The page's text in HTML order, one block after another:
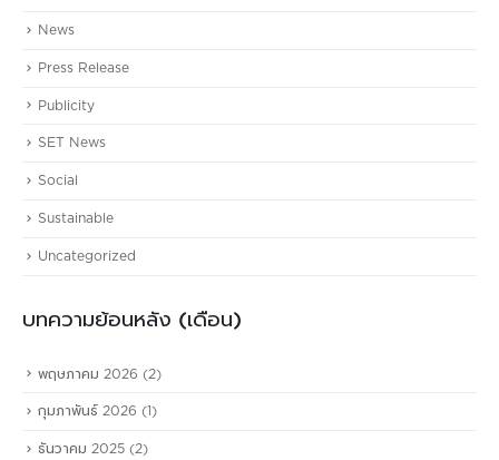
News
Press Release
Publicity
SET News
Social
Sustainable
Uncategorized
บทความย้อนหลัง (เดือน)
พฤษภาคม 2026 (2)
กุมภาพันธ์ 2026 (1)
ธันวาคม 2025 (2)